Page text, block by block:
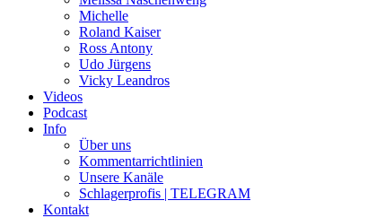
Michelle
Roland Kaiser
Ross Antony
Udo Jürgens
Vicky Leandros
Videos
Podcast
Info
Über uns
Kommentarrichtlinien
Unsere Kanäle
Schlagerprofis | TELEGRAM
Kontakt